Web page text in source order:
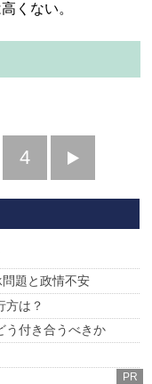
くない。
4
へ
題と政情不安
方は？
う付き合うべきか
PR